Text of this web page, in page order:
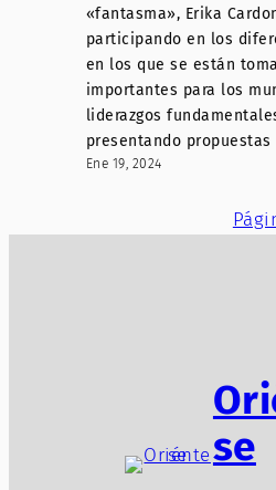
«fantasma», Erika
participando en los
en los que se están
importantes para los
liderazgos
presentando propuestas
Ene 19, 2024
se